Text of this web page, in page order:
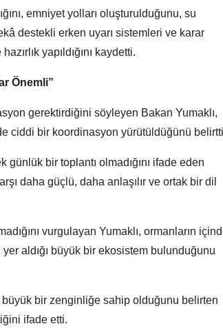
emniyet yolları oluşturulduğunu, su
destekli erken uyarı sistemleri ve karar
yapıldığını kaydetti.
Önemli”
gerektirdiğini söyleyen Bakan Yumaklı,
ciddi bir koordinasyon yürütüldüğünü
günlük bir toplantı olmadığını ifade eden
daha güçlü, daha anlaşılır ve ortak bir dil
vurgulayan Yumaklı, ormanların
aldığı büyük bir ekosistem bulunduğunu
bir zenginliğe sahip olduğunu belirten
ifade etti.